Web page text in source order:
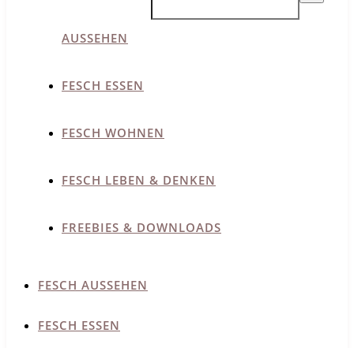
AUSSEHEN
FESCH ESSEN
FESCH WOHNEN
FESCH LEBEN & DENKEN
FREEBIES & DOWNLOADS
FESCH AUSSEHEN
FESCH ESSEN